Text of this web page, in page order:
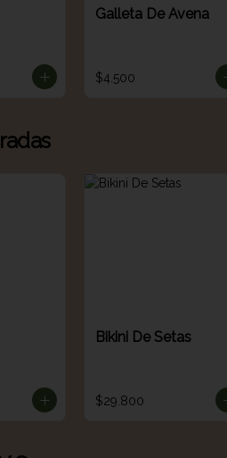
Galleta De Avena
$4.500
Bikini De Setas
$29.800